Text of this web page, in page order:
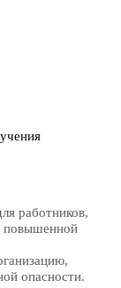
работников,
повышенной
опасности.